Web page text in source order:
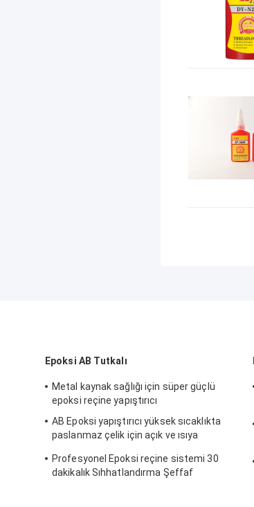
Epoksi AB Tutkalı
Metal kaynak sağlığı için süper güçlü
epoksi reçine yapıştırıcı
AB Epoksi yapıştırıcı yüksek sıcaklıkta
paslanmaz çelik için açık ve ısıya
Profesyonel Epoksi reçine sistemi 30
dakikalık Sıhhatlandırma Şeffaf